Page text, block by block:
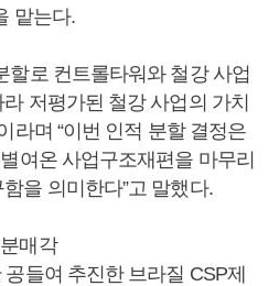
맡는다.
할로 컨트롤타워와 철강 사업
저평가된 철강 사업의 가치
라며 “이번 인적 분할 결정은
여온 사업구조재편을 마무리
을 의미한다”고 말했다.
매각
들여 추진한 브라질 CSP제